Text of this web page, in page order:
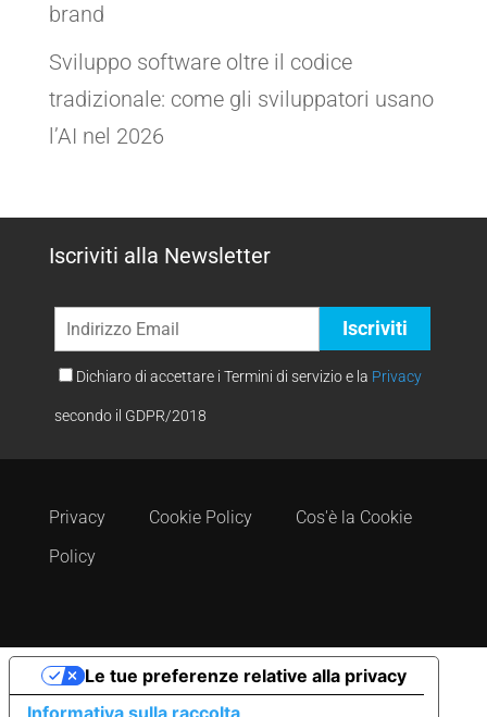
brand
Sviluppo software oltre il codice
tradizionale: come gli sviluppatori usano
l’AI nel 2026
Iscriviti alla Newsletter
Dichiaro di accettare i Termini di servizio e la Privacy
secondo il GDPR/2018
Privacy Cookie Policy
Cos'è la Cookie
Policy
Le tue preferenze relative alla privacy